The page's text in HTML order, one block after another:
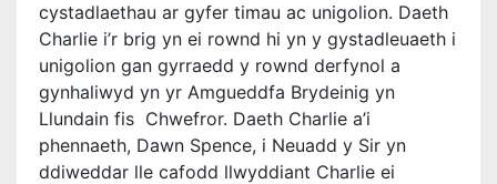
cystadlaethau ar gyfer timau ac unigolion. Daeth
Charlie i’r brig yn ei rownd hi yn y gystadleuaeth i
unigolion gan gyrraedd y rownd derfynol a
gynhaliwyd yn yr Amgueddfa Brydeinig yn
Llundain fis Chwefror. Daeth Charlie a’i
phennaeth, Dawn Spence, i Neuadd y Sir yn
ddiweddar lle cafodd llwyddiant Charlie ei